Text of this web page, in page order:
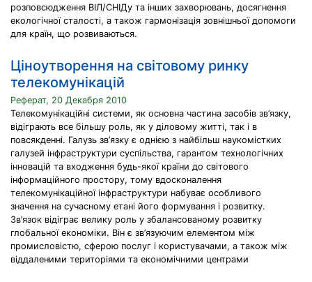
розповсюдження ВІЛ/СНІДу та інших захворювань, досягнення
екологічної сталості, а також гармонізація зовнішньої допомоги
для країн, що розвиваються.
Ціноутворення на світовому ринку
телекомунікацій
Реферат, 20 Декабря 2010
Телекомунікаційні системи, як основна частина засобів зв’язку,
відіграють все більшу роль, як у діловому житті, так і в
повсякденні. Галузь зв’язку є однією з найбільш наукомістких
галузей інфраструктури суспільства, гарантом технологічних
інновацій та входження будь-якої країни до світового
інформаційного простору, тому вдосконалення
телекомунікаційної інфраструктури набуває особливого
значення на сучасному етані його формування і розвитку.
Зв’язок відіграє велику роль у збалансованому розвитку
глобальної економіки. Він є зв’язуючим елементом між
промисловістю, сферою послуг і користувачами, а також між
віддаленими територіями та економічними центрами